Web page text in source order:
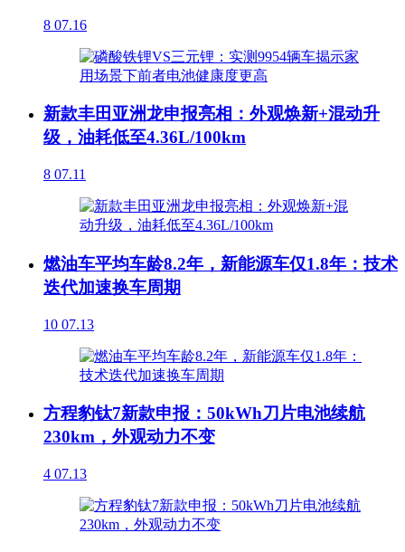
8 07.16
新款丰田亚洲龙申报亮相：外观焕新+混动升
级，油耗低至4.36L/100km
8 07.11
燃油车平均车龄8.2年，新能源车仅1.8年：技术
迭代加速换车周期
10 07.13
方程豹钛7新款申报：50kWh刀片电池续航
230km，外观动力不变
4 07.13